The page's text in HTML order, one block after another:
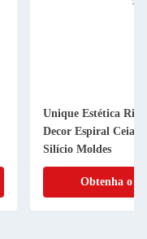
Unique Estética
Decor Espiral Ceia
Silício Moldes
Obtenha o